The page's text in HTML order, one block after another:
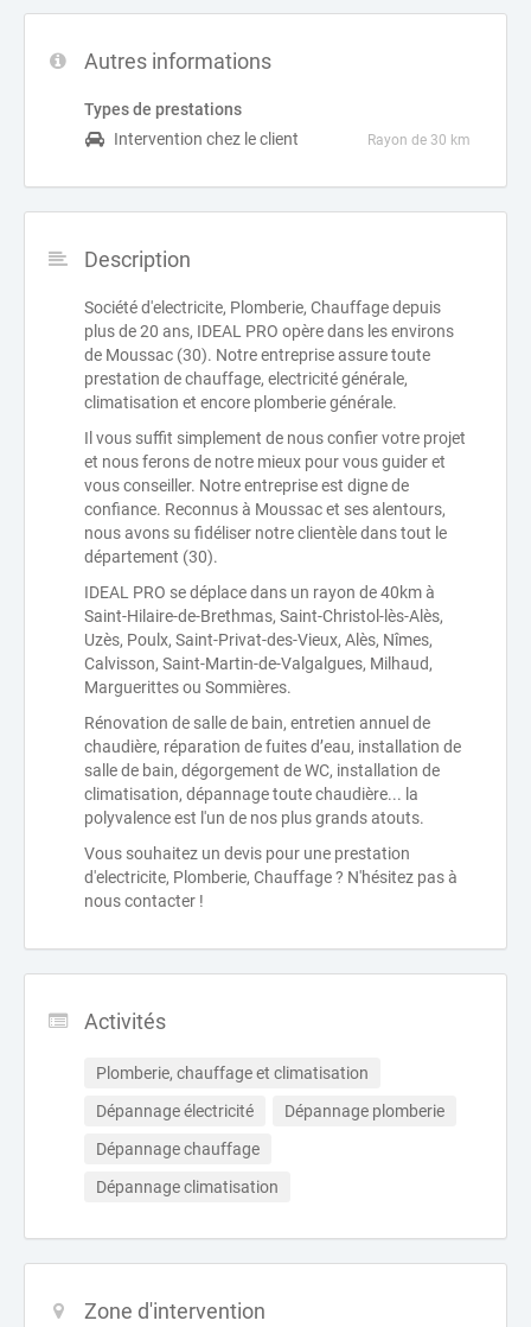
Autres informations
Types de prestations
Intervention chez le client
Rayon de 30 km
Description
Société d'electricite, Plomberie, Chauffage depuis
plus de 20 ans, IDEAL PRO opère dans les environs
de Moussac (30). Notre entreprise assure toute
prestation de chauffage, electricité générale,
climatisation et encore plomberie générale.
Il vous suffit simplement de nous confier votre projet
et nous ferons de notre mieux pour vous guider et
vous conseiller. Notre entreprise est digne de
confiance. Reconnus à Moussac et ses alentours,
nous avons su fidéliser notre clientèle dans tout le
département (30).
IDEAL PRO se déplace dans un rayon de 40km à
Saint-Hilaire-de-Brethmas, Saint-Christol-lès-Alès,
Uzès, Poulx, Saint-Privat-des-Vieux, Alès, Nîmes,
Calvisson, Saint-Martin-de-Valgalgues, Milhaud,
Marguerittes ou Sommières.
Rénovation de salle de bain, entretien annuel de
chaudière, réparation de fuites d’eau, installation de
salle de bain, dégorgement de WC, installation de
climatisation, dépannage toute chaudière... la
polyvalence est l'un de nos plus grands atouts.
Vous souhaitez un devis pour une prestation
d'electricite, Plomberie, Chauffage ? N'hésitez pas à
nous contacter !
Activités
Plomberie, chauffage et climatisation
Dépannage électricité
Dépannage plomberie
Dépannage chauffage
Dépannage climatisation
Zone d'intervention